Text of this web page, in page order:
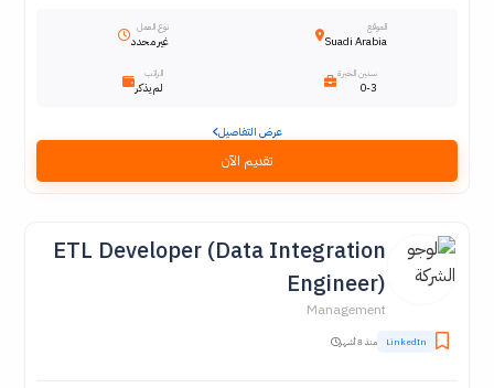
الموقع
Suadi Arabia
نوع العمل
غير محدد
سنين الخبرة
0-3
الراتب
لم يذكر
عرض التفاصيل
تقديم الآن
ETL Developer (Data Integration
Engineer)
Management
LinkedIn منذ 8 أشهر